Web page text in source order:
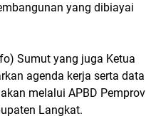
yang dibiayai
Sumut yang juga Ketua
agenda kerja serta data
melalui APBD Pemprov
Langkat.